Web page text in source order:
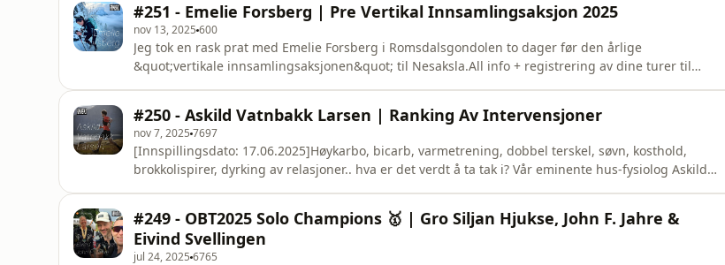
KjærevikJon AlbonBård
#251 - Emelie Forsberg | Pre Vertikal Innsamlingsaksjon 2025
nov 13, 2025 600
Jeg tok en rask prat med Emelie Forsberg i Romsdalsgondolen to dager før den årlige
&quot;vertikale innsamlingsaksjonen&quot; til Nesaksla.All info + registrering av dine turer til
#250 - Askild Vatnbakk Larsen | Ranking Av Intervensjoner
nov 7, 2025 7697
[Innspillingsdato: 17.06.2025]Høykarbo, bicarb, varmetrening, dobbel terskel, søvn, kosthold,
brokkolispirer, dyrking av relasjoner.. hva er det verdt å ta tak i? Vår eminente hus-fysiolog Askild
episoder.//HKSupport the showBli Patreon og åpne opp over 350 lignende episoderFølg NEDA på
Instagram
#249 - OBT2025 Solo Champions 🥇 | Gro Siljan Hjukse, John F. Jahre &
Eivind Svellingen
jul 24, 2025 6765